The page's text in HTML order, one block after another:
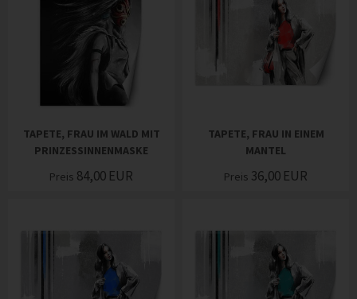
TAPETE, FRAU IM WALD MIT
PRINZESSINNENMASKE
Preis 84,00 EUR
TAPETE, FRAU IN EINEM
MANTEL
Preis 36,00 EUR